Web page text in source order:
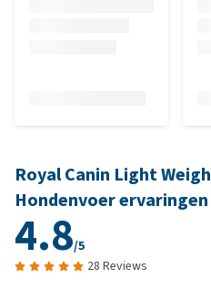
Royal Canin Light
Hondenvoer ervaringen
4.8/5
28 Reviews